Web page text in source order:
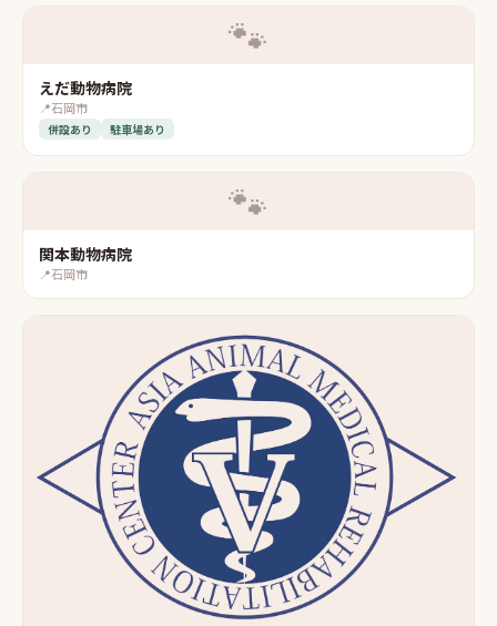
🐾
えだ動物病院
📍石岡市
併設あり 駐車場あり
🐾
関本動物病院
📍石岡市